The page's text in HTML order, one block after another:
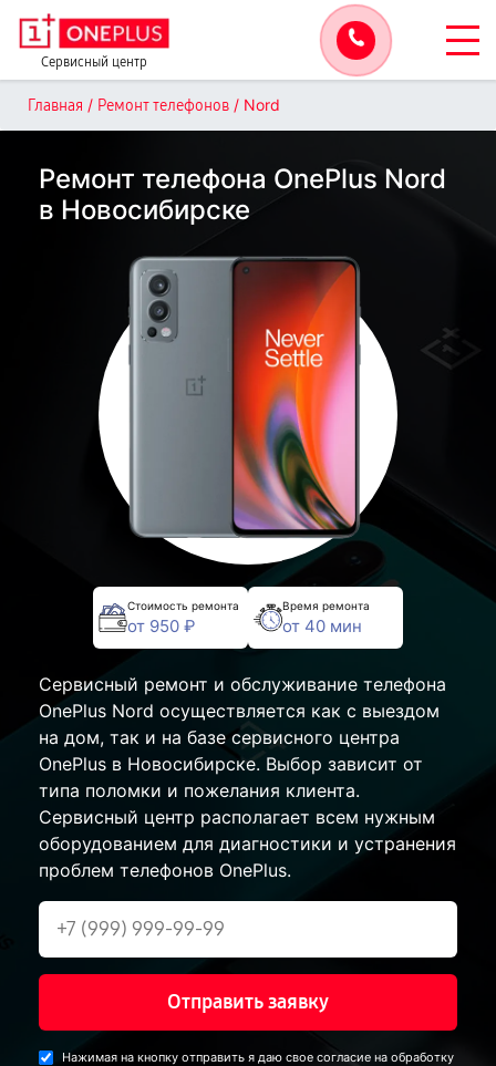
Сервисный центр
Главная / Ремонт телефонов / Nord
Ремонт телефона OnePlus Nord
в Новосибирске
Стоимость ремонта
от 950 ₽
Время ремонта
от 40 мин
Сервисный ремонт и обслуживание телефона
OnePlus Nord осуществляется как с выездом
на дом, так и на базе сервисного центра
OnePlus в Новосибирске. Выбор зависит от
типа поломки и пожелания клиента.
Сервисный центр располагает всем нужным
оборудованием для диагностики и устранения
проблем телефонов OnePlus.
Отправить заявку
Нажимая на кнопку отправить я даю свое согласие на обработку